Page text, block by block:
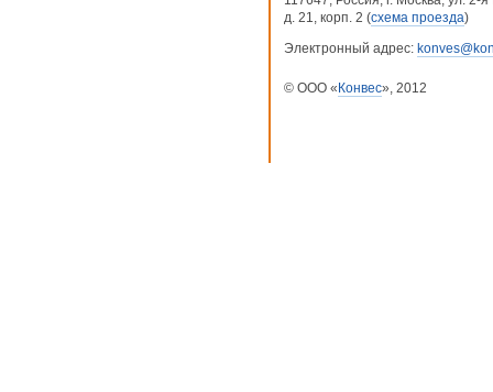
д. 21, корп. 2 (схема проезда)
Электронный адрес:
© ООО « Конвес», 2012